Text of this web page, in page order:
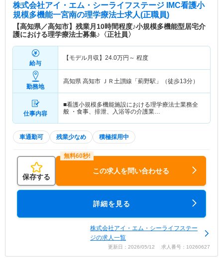
株式会社アイ・エム・シーライフステージ IMC看護小
規模多機能一宮南の理学療法士求人(正職員)
【高知県／高知市】残業月10時間程度♪小規模多機能型居宅介
護における理学療法士募集♪〈正社員〉
給与
【モデル月収】 24.0万円～ 程度
勤務地
高知県 高知市 ＪＲ土讃線「薊野駅」（徒歩13分）
仕事内容
■看護小規模多機能施設における理学療法士業務全
般 ・食事、排泄、入浴等の介護業…
車通勤可 残業少なめ 積極採用中
保存する
この求人を問い合わせる
詳細を見る
株式会社アイ・エム・シーライフステー
ジの求人一覧
更新日：2026/05/12 求人番号：10260627